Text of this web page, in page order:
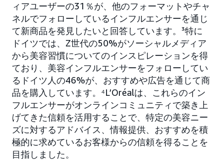
ィアユーザーの31％が、他のフォーマットやチャ
ネルでフォローしているインフルエンサーを通じ
て新商品を発見したいと回答しています。³特に
ドイツでは、Z世代の50%がソーシャルメディア
から美容習慣についてのインスピレーションを得
ており、美容インフルエンサーをフォローしてい
るドイツ人の46%が、おすすめや広告を通じて商
品を購入しています。⁴L’Oréalは、これらのイン
フルエンサーがオンラインコミュニティで築き上
げてきた信頼を活用することで、特定の美容ニー
ズに対するアドバイス、情報提供、おすすめを積
極的に求めているお客様からの信頼を得ることを
目指しました。